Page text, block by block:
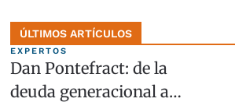
ÚLTIMOS ARTÍCULOS
EXPERTOS
Dan Pontefract: de la
deuda generacional a…